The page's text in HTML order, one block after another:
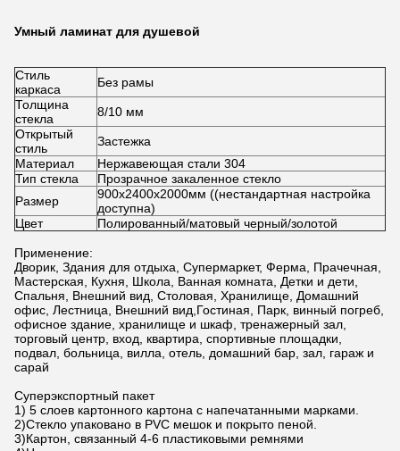
Умный ламинат для душевой
Стиль
каркаса
Без рамы
Толщина
стекла
8/10 мм
Открытый
стиль
Застежка
Материал
Нержавеющая стали 304
Тип стекла
Прозрачное закаленное стекло
Размер
900x2400x2000мм ((нестандартная настройка
доступна)
Цвет
Полированный/матовый черный/золотой
Применение:
Дворик, Здания для отдыха, Супермаркет, Ферма, Прачечная,
Мастерская, Кухня, Школа, Ванная комната, Детки и дети,
Спальня, Внешний вид, Столовая, Хранилище, Домашний
офис, Лестница, Внешний вид,Гостиная, Парк, винный погреб,
офисное здание, хранилище и шкаф, тренажерный зал,
торговый центр, вход, квартира, спортивные площадки,
подвал, больница, вилла, отель, домашний бар, зал, гараж и
сарай
Суперэкспортный пакет
1) 5 слоев картонного картона с напечатанными марками.
2)Стекло упаковано в PVC мешок и покрыто пеной.
3)Картон, связанный 4-6 пластиковыми ремнями